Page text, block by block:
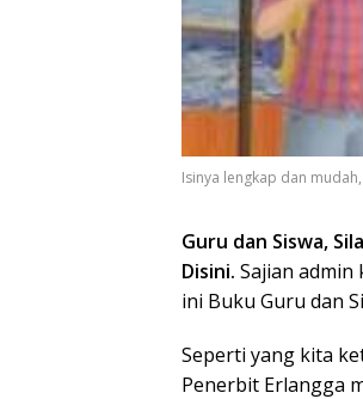
Isinya lengkap dan
Guru dan Siswa,
Disini. Sajian
ini Buku Guru dan
Seperti yang kita
Penerbit Erlangga